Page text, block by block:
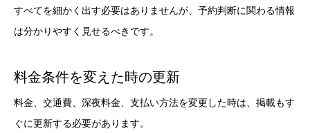
すべてを細かく出す必要はありませんが、予約判断に関わる情報
は分かりやすく見せるべきです。
料金条件を変えた時の更新
料金、交通費、深夜料金、支払い方法を変更した時は、掲載もす
ぐに更新する必要があります。